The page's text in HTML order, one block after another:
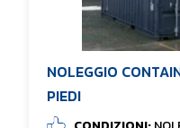
NOLEGGIO
PIEDI